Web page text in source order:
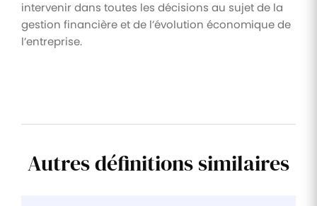
intervenir dans toutes les décisions au sujet de la
gestion financière et de l’évolution économique de
l’entreprise.
Autres définitions similaires